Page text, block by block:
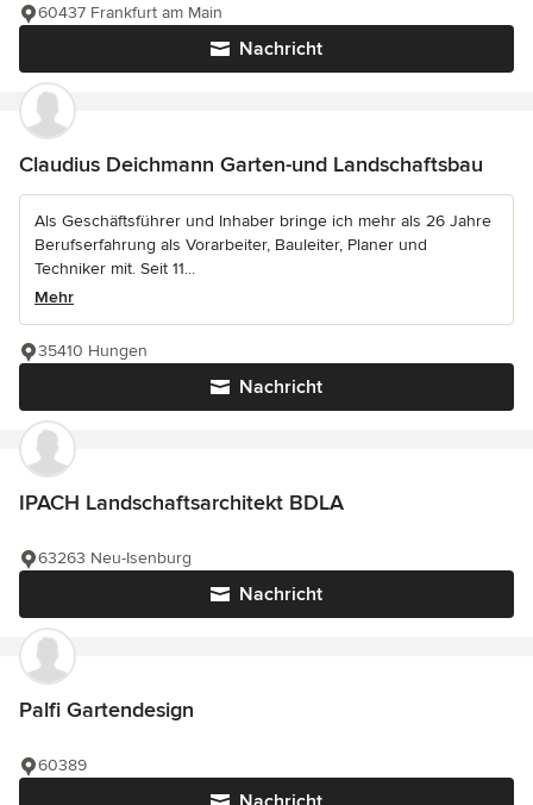
Nachricht
60437 Frankfurt am Main
Claudius Deichmann Garten-und Landschaftsbau
Als Geschäftsführer und Inhaber bringe ich mehr als 26 Jahre
Berufserfahrung als Vorarbeiter, Bauleiter, Planer und
Techniker mit. Seit 11...
Mehr
Nachricht
35410 Hungen
IPACH Landschaftsarchitekt BDLA
Nachricht
63263 Neu-Isenburg
Palfi Gartendesign
60389